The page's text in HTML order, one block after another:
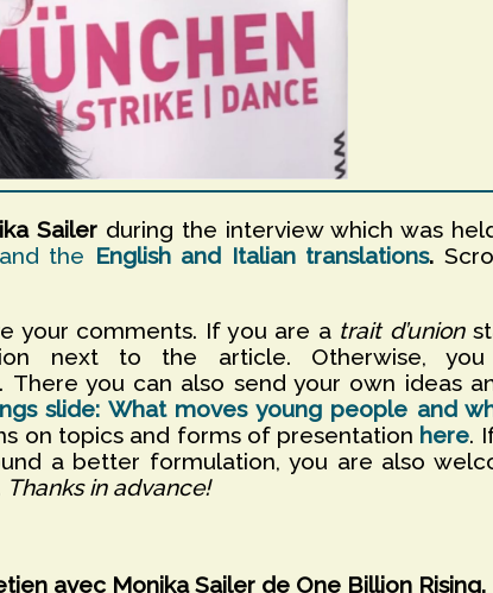
Sailer during the interview which was
and the English and Italian translations.
your comments. If you are a trait d’union
next to the article. Otherwise,
. There you can also send your own ideas
slide: What moves young people and
on topics and forms of presentation here.
a better formulation, you are also
Thanks in advance!
avec Monika Sailer de One Billion Rising.